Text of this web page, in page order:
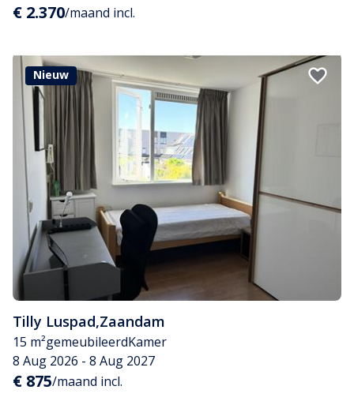
€ 2.370/maand incl.
Nieuw
Tilly Luspad,Zaandam
15 m²gemeubileerdKamer
8 Aug 2026 - 8 Aug 2027
€ 875/maand incl.